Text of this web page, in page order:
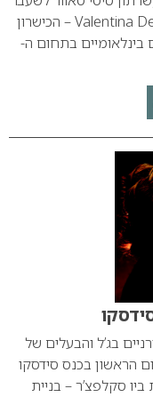
– רח’ זיסמן 14 ר”ג) ותארח את Valentina Denisenko – הכישרון
בינלאומיים בתחום ה-
בג’ל והבעלים של
הראשון בכנס סידסקו
סקלפצ’ר – בניית